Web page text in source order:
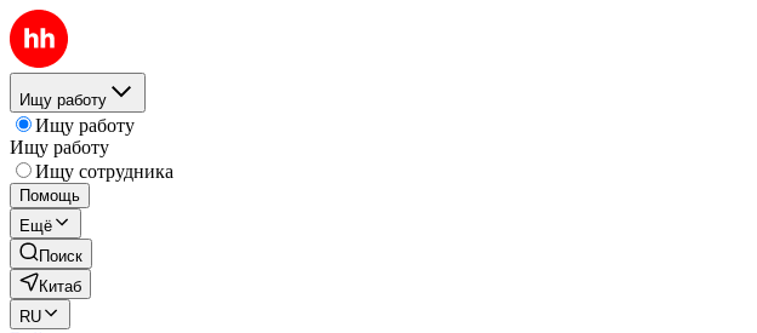
Ищу работу
Ищу работу
Ищу работу
Ищу сотрудника
Помощь
Ещё
Поиск
Китаб
RU